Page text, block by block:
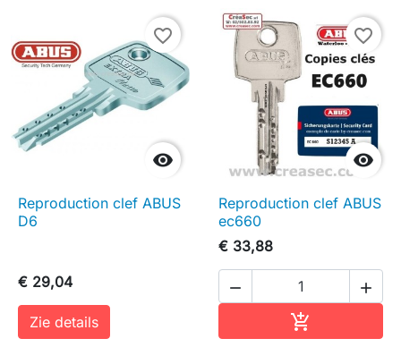

favorite_border
Reproduction clef ABUS
D6
€ 29,04
Zie details

favorite_border
Reproduction clef ABUS
ec660
€ 33,88
 
